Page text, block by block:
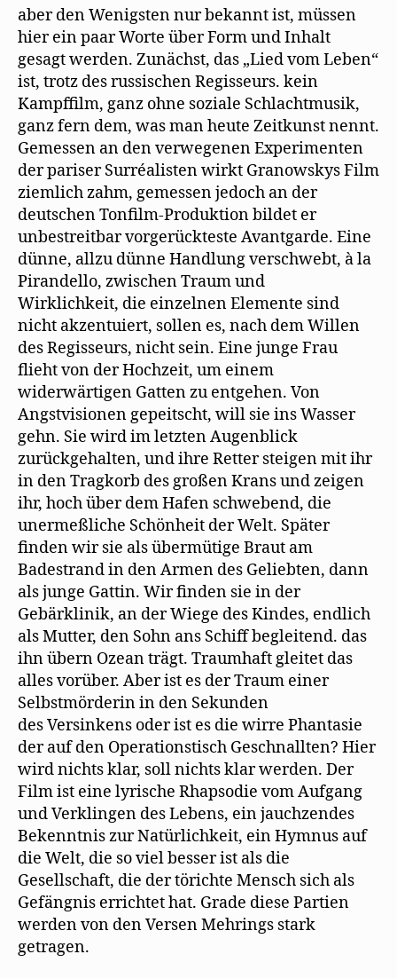
aber den Wenigsten nur bekannt ist, müssen
hier ein paar Worte über Form und Inhalt
gesagt werden. Zunächst, das „Lied vom Leben“
ist, trotz des russischen Regisseurs. kein
Kampffilm, ganz ohne soziale Schlachtmusik,
ganz fern dem, was man heute Zeitkunst nennt.
Gemessen an den verwegenen Experimenten
der pariser Surréalisten wirkt Granowskys Film
ziemlich zahm, gemessen jedoch an der
deutschen Tonfilm-Produktion bildet er
unbestreitbar vorgerückteste Avantgarde. Eine
dünne, allzu dünne Handlung verschwebt, à la
Pirandello, zwischen Traum und
Wirklichkeit, die einzelnen Elemente sind
nicht akzentuiert, sollen es, nach dem Willen
des Regisseurs, nicht sein. Eine junge Frau
flieht von der Hochzeit, um einem
widerwärtigen Gatten zu entgehen. Von
Angstvisionen gepeitscht, will sie ins Wasser
gehn. Sie wird im letzten Augenblick
zurückgehalten, und ihre Retter steigen mit ihr
in den Tragkorb des großen Krans und zeigen
ihr, hoch über dem Hafen schwebend, die
unermeßliche Schönheit der Welt. Später
finden wir sie als übermütige Braut am
Badestrand in den Armen des Geliebten, dann
als junge Gattin. Wir finden sie in der
Gebärklinik, an der Wiege des Kindes, endlich
als Mutter, den Sohn ans Schiff begleitend. das
ihn übern Ozean trägt. Traumhaft gleitet das
alles vorüber. Aber ist es der Traum einer
Selbstmörderin in den Sekunden
des Versinkens oder ist es die wirre Phantasie
der auf den Operationstisch Geschnallten? Hier
wird nichts klar, soll nichts klar werden. Der
Film ist eine lyrische Rhapsodie vom Aufgang
und Verklingen des Lebens, ein jauchzendes
Bekenntnis zur Natürlichkeit, ein Hymnus auf
die Welt, die so viel besser ist als die
Gesellschaft, die der törichte Mensch sich als
Gefängnis errichtet hat. Grade diese Partien
werden von den Versen Mehrings stark
getragen.